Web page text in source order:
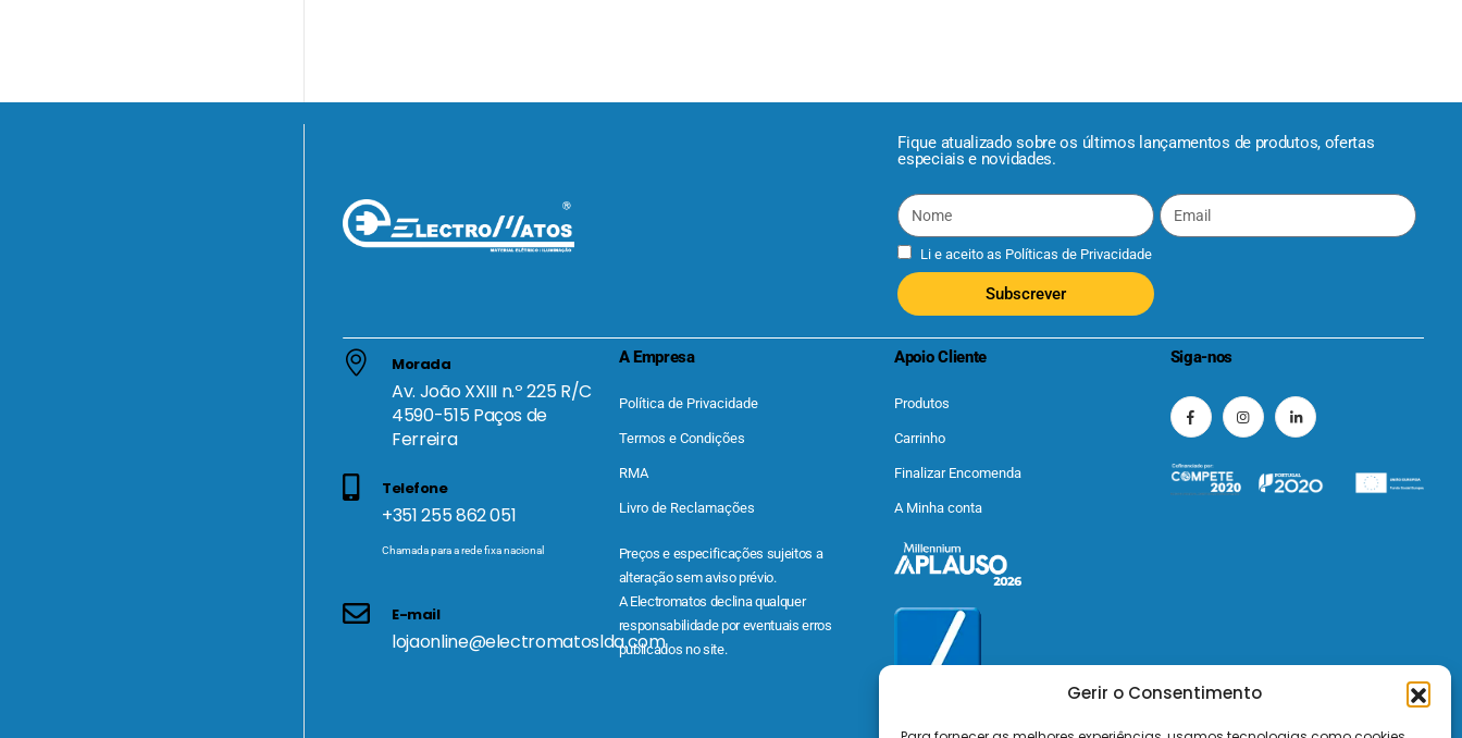
Gerir o Consentimento
Fique atualizado sobre os últimos lançamentos de produtos, ofertas
especiais e novidades.
Li e aceito as Políticas de Privacidade
Subscrever
Morada
Av. João XXIII n.º 225 R/C
4590-515 Paços de
Ferreira
Telefone
+351 255 862 051
Chamada para a rede fixa nacional
E-mail
lojaonline@electromatoslda.com
A Empresa
Política de Privacidade
Termos e Condições
RMA
Livro de Reclamações
Preços e especificações sujeitos a
alteração sem aviso prévio.
A Electromatos declina qualquer
responsabilidade por eventuais erros
publicados no site.
Apoio Cliente
Produtos
Carrinho
Finalizar Encomenda
A Minha conta
Siga-nos